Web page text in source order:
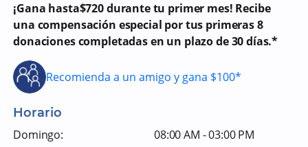
¡Gana hasta$720 durante tu primer mes! Recibe
una compensación especial por tus primeras 8
donaciones completadas en un plazo de 30 días.*
Recomienda a un amigo y gana $100*
Horario
Domingo:
08:00 AM - 03:00 PM